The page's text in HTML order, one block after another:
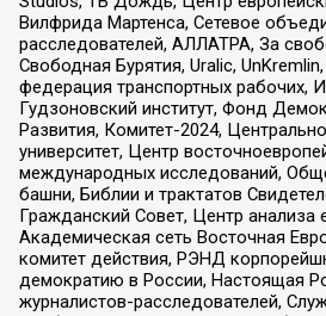
Вилфрида Мартенса, Сетевое
расследователей, АЛЛАТРА, За
Свободная Бурятия, Uralic,
федерация транспортных рабочих,
Гудзоновский институт, Фонд
Развития, Комитет-2024,
университет, Центр
международных исследований,
башни, Библии и трактатов
Гражданский Совет, Центр анализа
Академическая сеть Восточная
комитет действия, РЭНД
демократию в России, Настоящая
журналистов-расследователей,